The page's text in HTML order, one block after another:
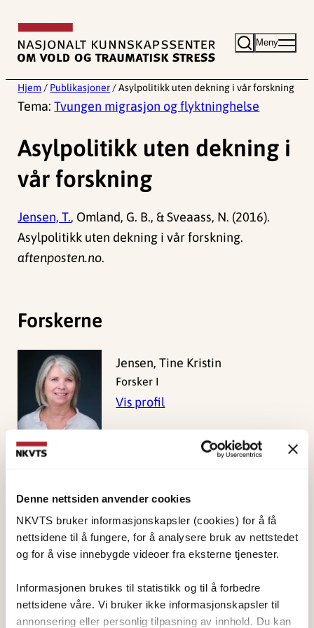
Denne nettsiden anvender cookies
NKVTS bruker informasjonskapsler (cookies) for å få
nettsidene til å fungere, for å analysere bruk av nettstedet
og for å vise innebygde videoer fra eksterne tjenester.
Informasjonen brukes til statistikk og til å forbedre
nettsidene våre. Vi bruker ikke informasjonskapsler til
annonsering eller personlig tilpasning av innhold. Du kan
innhold
Meny
Hjem / Publikasjoner / Asylpolitikk uten dekning i vår forskning
Tema:Tvungen migrasjon og flyktninghelse
Asylpolitikk uten dekning i
vår forskning
Jensen, T., Omland, G. B., & Sveaass, N. (2016).
Asylpolitikk uten dekning i vår forskning.
aftenposten.no.
Forskerne
Jensen, Tine Kristin
Forsker I
Vis profil
NKVTS utvikler og sprer kunnskap og kompetanse